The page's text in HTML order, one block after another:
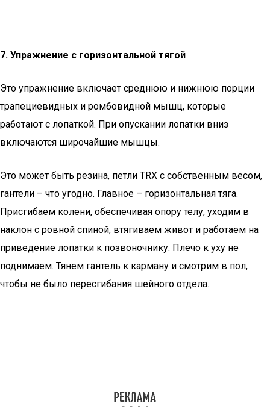
7. Упражнение с горизонтальной тягой
Это упражнение включает среднюю и нижнюю порции
трапециевидных и ромбовидной мышц, которые
работают с лопаткой. При опускании лопатки вниз
включаются широчайшие мышцы.
Это может быть резина, петли TRX с собственным весом,
гантели – что угодно. Главное – горизонтальная тяга.
Присгибаем колени, обеспечивая опору телу, уходим в
наклон с ровной спиной, втягиваем живот и работаем на
приведение лопатки к позвоночнику. Плечо к уху не
поднимаем. Тянем гантель к карману и смотрим в пол,
чтобы не было пересгибания шейного отдела.